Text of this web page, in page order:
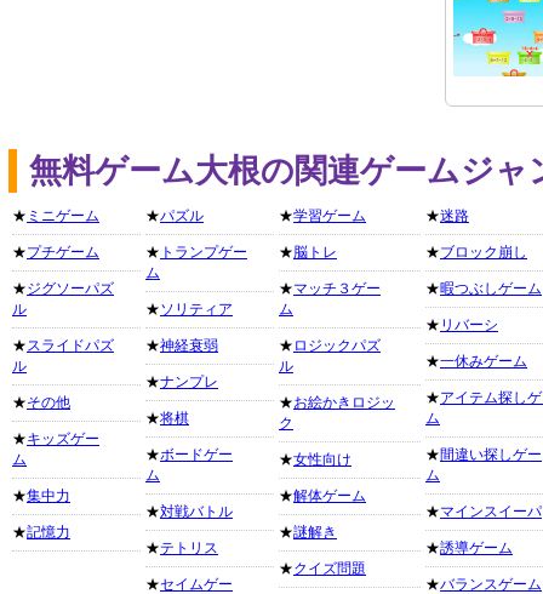
無料ゲーム大根の関連ゲームジャ
★ ミニゲーム
★プチゲーム
★ジグソーパズ
ル
★スライドパズ
ル
★その他
★キッズゲー
ム
★集中力
★記憶力
★パズル
★ トランプゲー
ム
★ソリティア
★神経衰弱
★ナンプレ
★将棋
★ボードゲー
ム
★対戦バトル
★テトリス
★セイムゲー
★学習ゲーム
★脳トレ
★マッチ３ゲー
ム
★ ロジックパズ
ル
★お絵かきロジッ
ク
★女性向け
★解体ゲーム
★謎解き
★クイズ問題
★迷路
★ブロック崩し
★暇つぶしゲーム
★ リバーシ
★一休みゲーム
★アイテム探し
ム
★間違い探しゲー
ム
★マインスイーパ
★誘導ゲーム
★バランスゲーム